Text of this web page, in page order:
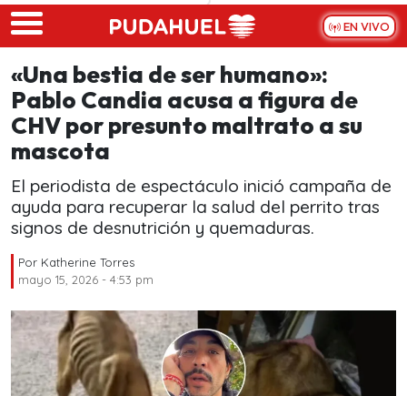
Skip to main content
EN VIVO
«Una bestia de ser humano»:
Pablo Candia acusa a figura de
CHV por presunto maltrato a su
mascota
El periodista de espectáculo inició campaña de
ayuda para recuperar la salud del perrito tras
signos de desnutrición y quemaduras.
Por Katherine Torres
mayo 15, 2026 - 4:53 pm